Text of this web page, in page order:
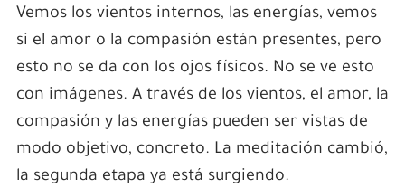
Vemos los vientos internos, las energías, vemos
si el amor o la compasión están presentes, pero
esto no se da con los ojos físicos. No se ve esto
con imágenes. A través de los vientos, el amor, la
compasión y las energías pueden ser vistas de
modo objetivo, concreto. La meditación cambió,
la segunda etapa ya está surgiendo.